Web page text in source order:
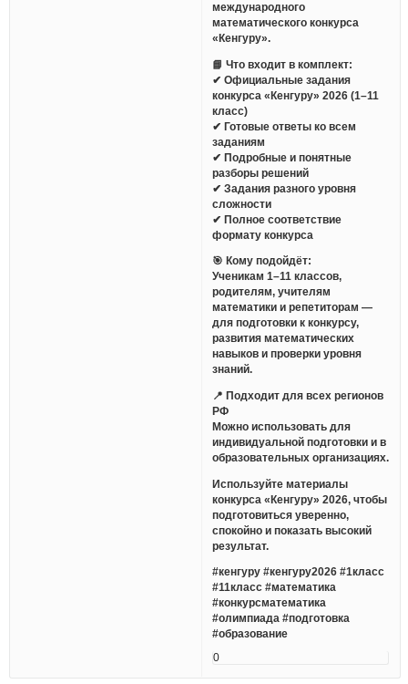
международного
математического конкурса
«Кенгуру».
📘 Что входит в комплект:
✔ Официальные задания
конкурса «Кенгуру» 2026 (1–11
класс)
✔ Готовые ответы ко всем
заданиям
✔ Подробные и понятные
разборы решений
✔ Задания разного уровня
сложности
✔ Полное соответствие
формату конкурса
🎯 Кому подойдёт:
Ученикам 1–11 классов,
родителям, учителям
математики и репетиторам —
для подготовки к конкурсу,
развития математических
навыков и проверки уровня
знаний.
📍 Подходит для всех регионов
РФ
Можно использовать для
индивидуальной подготовки и в
образовательных организациях.
Используйте материалы
конкурса «Кенгуру» 2026, чтобы
подготовиться уверенно,
спокойно и показать высокий
результат.
#кенгуру #кенгуру2026 #1класс
#11класс #математика
#конкурсматематика
#олимпиада #подготовка
#образование
0